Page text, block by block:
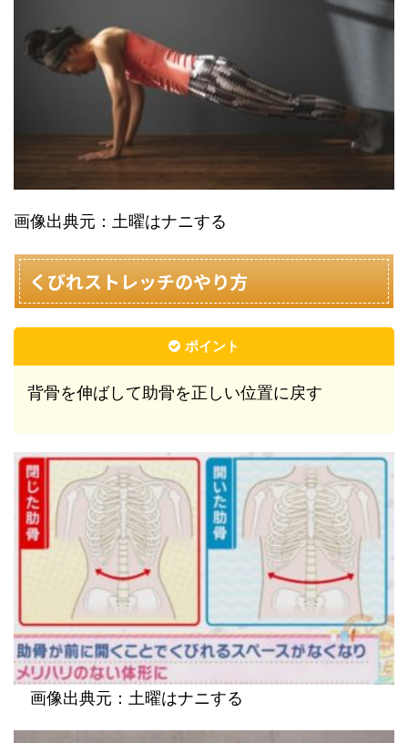
画像出典元：土曜はナニする
くびれストレッチのやり方
ポイント
背骨を伸ばして助骨を正しい位置に戻す
画像出典元：土曜はナニする